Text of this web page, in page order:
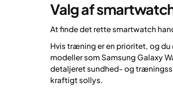
Valg af
At finde det rette smartwatch
Hvis træning er en prioritet, og
modeller som Samsung Galaxy
detaljeret sundhed- og
kraftigt sollys.